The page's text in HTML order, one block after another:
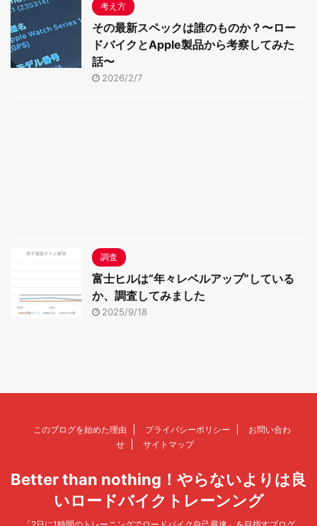
考え方
その最新スペックは誰のものか？〜ロー
ドバイクとApple製品から考察してみた
話〜
2026/2/7
調査
富士ヒルは“年々レベルアップ”している
か、調査してみました
2025/9/18
このブログを始めた理由 プライバシーポリシー
お問い合わ
せ
サイトマップ
Better than nothing！やらないよりは良
いロードバイクトレーンング